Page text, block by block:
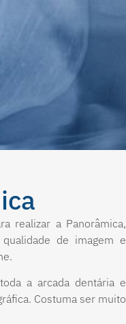
realizar a Panorâmica,
de imagem e
a arcada dentária e
Costuma ser muito